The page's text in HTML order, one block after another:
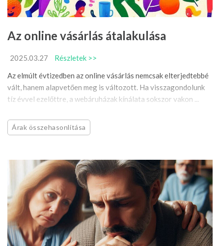
Az online vásárlás átalakulása
2025.03.27
Részletek >>
Az elmúlt évtizedben az online vásárlás nemcsak elterjedtebbé
vált, hanem alapvetően meg is változott. Ha visszagondolunk
tíz évvel ezelőttre, a webáruházak kínálata sokszor vakon ...
Árak összehasonlítása